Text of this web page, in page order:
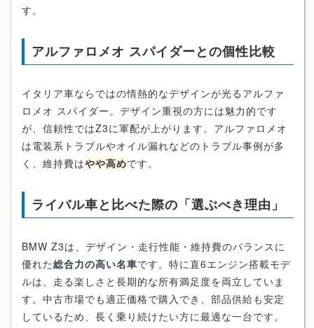
す。
アルファロメオ スパイダーとの個性比較
イタリア車ならではの情熱的なデザインが光るアルファ
ロメオ スパイダー。デザイン重視の方には魅力的です
が、信頼性ではZ3に軍配が上がります。アルファロメオ
は電装系トラブルやオイル漏れなどのトラブル事例が多
く、維持費はやや高めです。
ライバル車と比べた際の「選ぶべき理由」
BMW Z3は、デザイン・走行性能・維持費のバランスに
優れた総合力の高い名車です。特に直6エンジン搭載モデ
ルは、走る楽しさと長期的な所有満足度を両立していま
す。中古市場でも適正価格で購入でき、部品供給も安定
しているため、長く乗り続けたい方に最適な一台です。